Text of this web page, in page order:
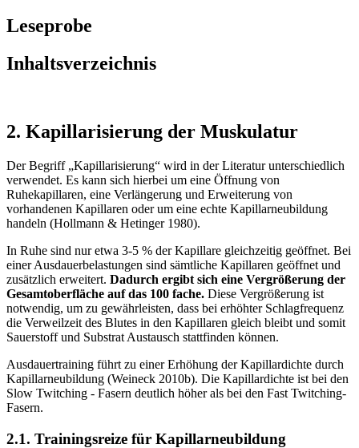
Leseprobe
Inhaltsverzeichnis
2. Kapillarisierung der Muskulatur
Der Begriff „Kapillarisierung“ wird in der Literatur unterschiedlich
verwendet. Es kann sich hierbei um eine Öffnung von
Ruhekapillaren, eine Verlängerung und Erweiterung von
vorhandenen Kapillaren oder um eine echte Kapillarneubildung
handeln (Hollmann & Hetinger 1980).
In Ruhe sind nur etwa 3-5 % der Kapillare gleichzeitig geöffnet. Bei
einer Ausdauerbelastungen sind sämtliche Kapillaren geöffnet und
zusätzlich erweitert. Dadurch ergibt sich eine Vergrößerung der
Gesamtoberfläche auf das 100 fache. Diese Vergrößerung ist
notwendig, um zu gewährleisten, dass bei erhöhter Schlagfrequenz
die Verweilzeit des Blutes in den Kapillaren gleich bleibt und somit
Sauerstoff und Substrat Austausch stattfinden können.
Ausdauertraining führt zu einer Erhöhung der Kapillardichte durch
Kapillarneubildung (Weineck 2010b). Die Kapillardichte ist bei den
Slow Twitching - Fasern deutlich höher als bei den Fast Twitching-
Fasern.
2.1. Trainingsreize für Kapillarneubildung